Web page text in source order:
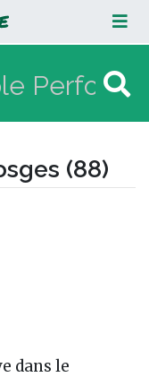
(88)
dans le